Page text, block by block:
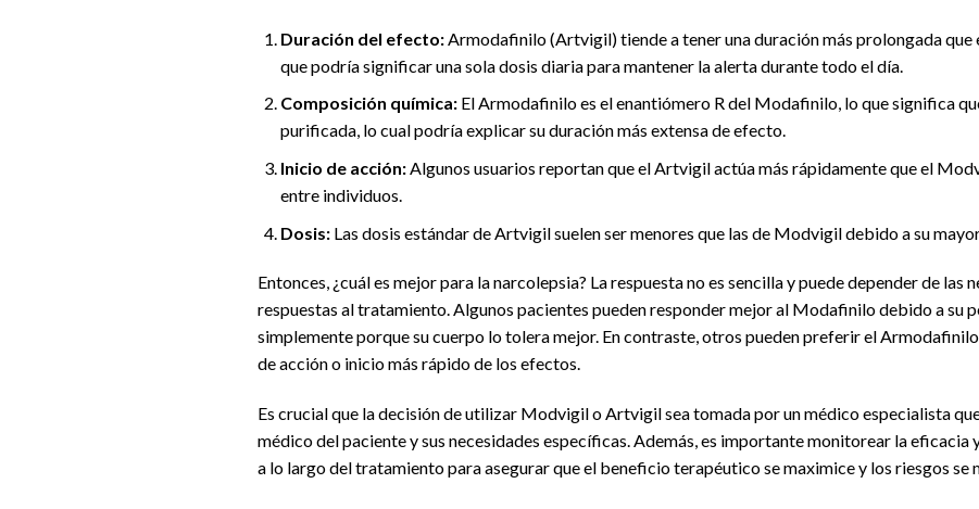
Duración del efecto:Armodafinilo (Artvigil) tiende a tener una duración más prolongada
que podría significar una sola dosis diaria para mantener la alerta durante todo el día.
Composición química:El Armodafinilo es el enantiómero R del Modafinilo, lo que significa
purificada, lo cual podría explicar su duración más extensa de efecto.
Inicio de acción:Algunos usuarios reportan que el Artvigil actúa más rápidamente que el
entre individuos.
Dosis:Las dosis estándar de Artvigil suelen ser menores que las de Modvigil debido a su
Entonces, ¿cuál es mejor para la narcolepsia? La respuesta no es sencilla y puede depender de las
respuestas al tratamiento. Algunos pacientes pueden responder mejor al Modafinilo debido a su
simplemente porque su cuerpo lo tolera mejor. En contraste, otros pueden preferir el
de acción o inicio más rápido de los efectos.
Es crucial que la decisión de utilizar Modvigil o Artvigil sea tomada por un médico especialista
médico del paciente y sus necesidades específicas. Además, es importante monitorear la eficacia
a lo largo del tratamiento para asegurar que el beneficio terapéutico se maximice y los riesgos se